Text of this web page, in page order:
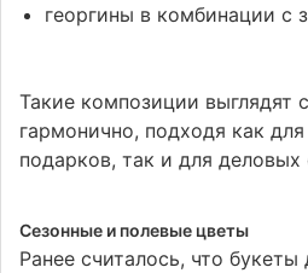
георгины в комбинации с
Такие композиции выглядят
гармонично, подходя как
подарков, так и для деловых
Сезонные и полевые цветы
Ранее считалось, что